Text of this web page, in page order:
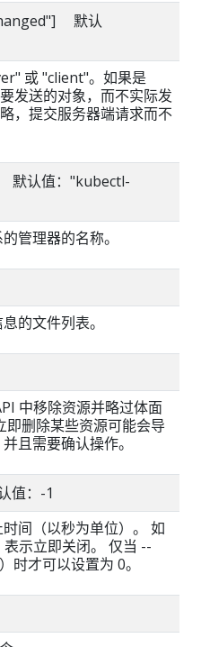
默认
或 "client"。如果是
发送的对象，而不实际发
，提交服务器端请求而不
认值："kubectl-
管理器的名称。
的文件列表。
中移除资源并略过体面
即删除某些资源可能会导
且需要确认操作。
值：-1
间（以秒为单位）。 如
示立即关闭。 仅当 --
时才可以设置为 0。